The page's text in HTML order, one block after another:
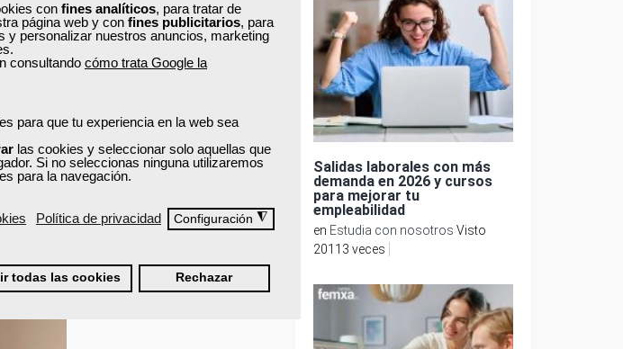
con fines analíticos, para tratar de
página web y con fines publicitarios, para
y personalizar nuestros anuncios, marketing
consultando cómo trata Google la
para que tu experiencia en la web sea
las cookies y seleccionar solo aquellas que
Si no seleccionas ninguna utilizaremos
para la navegación.
Política de privacidad Configuración ◮
todas las cookies Rechazar
servicios autonómicos).
profesionalesque permitan
la inserción laboral.
válidas tienen al menos
prorrogables por otros 12 si la formación lo
50% de clases presenciales. Las
un certificado oficialemitido por el
Salidas laborales con más
demanda en 2026 y cursos
para mejorar tu
empleabilidad
en Estudia con nosotros Visto
20113 veces